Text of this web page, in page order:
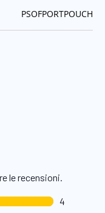
:PSOFPORTPOUCH